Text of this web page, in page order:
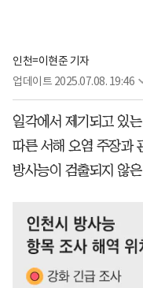
인천=이현준 기자
업데이트 2025.07.08. 19:46
일각에서 제기되고 있
따른 서해 오염 주장과
방사능이 검출되지 않